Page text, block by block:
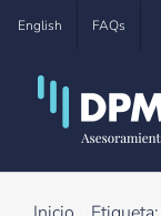
Saltar
contenido
English FAQs